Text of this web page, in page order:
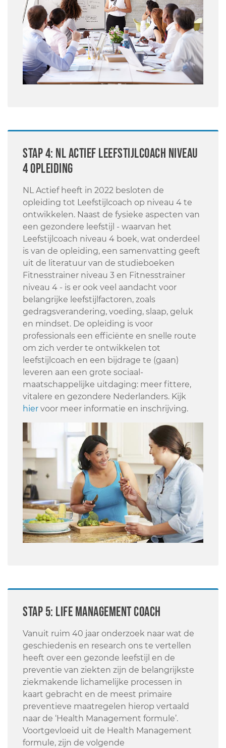
STAP 4: NL Actief Leefstijlcoach niveau
4 opleiding
NL Actief heeft in 2022 besloten de
opleiding tot Leefstijlcoach op niveau 4 te
ontwikkelen. Naast de fysieke aspecten van
een gezondere leefstijl - waarvan het
Leefstijlcoach niveau 4 boek, wat onderdeel
is van de opleiding, een samenvatting geeft
uit de literatuur van de studieboeken
Fitnesstrainer niveau 3 en Fitnesstrainer
niveau 4 - is er ook veel aandacht voor
belangrijke leefstijlfactoren, zoals
gedragsverandering, voeding, slaap, geluk
en mindset. De opleiding is voor
professionals een efficiënte en snelle route
om zich verder te ontwikkelen tot
leefstijlcoach en een bijdrage te (gaan)
leveren aan een grote sociaal-
maatschappelijke uitdaging: meer ﬁttere,
vitalere en gezondere Nederlanders. Kijk
hier voor meer informatie en inschrijving.
STAP 5: Life Management coach
Vanuit ruim 40 jaar onderzoek naar wat de
geschiedenis en research ons te vertellen
heeft over een gezonde leefstijl en de
preventie van ziekten zijn de belangrijkste
ziekmakende lichamelijke processen in
kaart gebracht en de meest primaire
preventieve maatregelen hierop vertaald
naar de ‘Health Management formule’.
Voortgevloeid uit de Health Management
formule, zijn de volgende